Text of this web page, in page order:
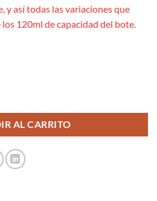
y así todas las variaciones que
120ml de capacidad del bote.
AL CARRITO